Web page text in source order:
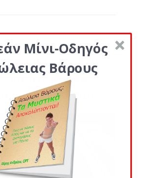
,ΠΡΟΣΩΠΙΚΑ
τη ζωή, δεν
να αποδείξεις
σε κανέναν.
Μίνι-Οδηγός
Βάρους